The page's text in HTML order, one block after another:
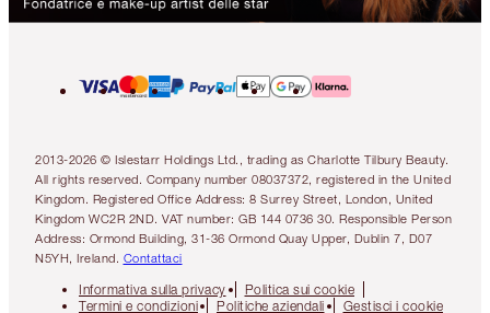
2013-2026 © Islestarr Holdings Ltd., trading as Charlotte Tilbury Beauty.
All rights reserved. Company number 08037372, registered in the United
Kingdom. Registered Office Address: 8 Surrey Street, London, United
Kingdom WC2R 2ND. VAT number: GB 144 0736 30. Responsible Person
Address: Ormond Building, 31-36 Ormond Quay Upper, Dublin 7, D07
N5YH, Ireland. Contattaci
Informativa sulla privacy
Politica sui cookie
Termini e condizioni
Politiche aziendali Gestisci i cookie